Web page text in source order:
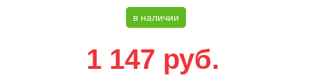
в наличии
1 147 руб.